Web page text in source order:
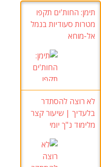
תימן: החות'ים תקפו
מטרות סעודיות בנמל
אל-מוחא
לא רוצה להסתדר
בלעדיך | שיעור קצר
מלימוד נ"ך יומי